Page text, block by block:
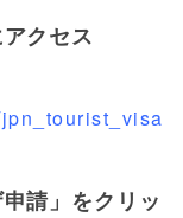
クセス
請」をクリッ